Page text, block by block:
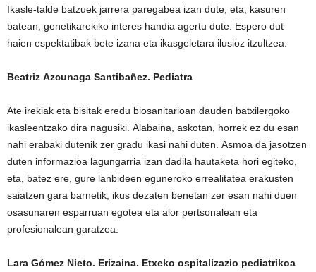
Ikasle-talde batzuek jarrera paregabea izan dute, eta, kasuren
batean, genetikarekiko interes handia agertu dute. Espero dut
haien espektatibak bete izana eta ikasgeletara ilusioz itzultzea.
Beatriz Azcunaga Santibañez. Pediatra
Ate irekiak eta bisitak eredu biosanitarioan dauden batxilergoko
ikasleentzako dira nagusiki. Alabaina, askotan, horrek ez du esan
nahi erabaki dutenik zer gradu ikasi nahi duten. Asmoa da jasotzen
duten informazioa lagungarria izan dadila hautaketa hori egiteko,
eta, batez ere, gure lanbideen eguneroko errealitatea erakusten
saiatzen gara barnetik, ikus dezaten benetan zer esan nahi duen
osasunaren esparruan egotea eta alor pertsonalean eta
profesionalean garatzea.
Lara Gómez Nieto. Erizaina. Etxeko ospitalizazio pediatrikoa